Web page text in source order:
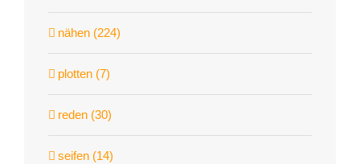
nähen (224)
plotten (7)
reden (30)
seifen (14)